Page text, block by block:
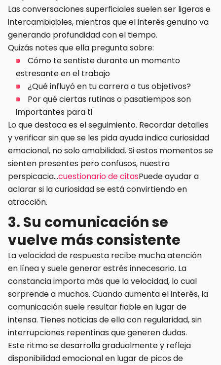
Las conversaciones superficiales suelen ser ligeras e
intercambiables, mientras que el interés genuino va
generando profundidad con el tiempo.
Quizás notes que ella pregunta sobre:
Cómo te sentiste durante un momento
estresante en el trabajo
¿Qué influyó en tu carrera o tus objetivos?
Por qué ciertas rutinas o pasatiempos son
importantes para ti
Lo que destaca es el seguimiento. Recordar detalles
y verificar sin que se les pida ayuda indica curiosidad
emocional, no solo amabilidad. Si estos momentos se
sienten presentes pero confusos, nuestra
perspicacia…cuestionario de citasPuede ayudar a
aclarar si la curiosidad se está convirtiendo en
atracción.
3. Su comunicación se
vuelve más consistente
La velocidad de respuesta recibe mucha atención
en línea y suele generar estrés innecesario. La
constancia importa más que la velocidad, lo cual
sorprende a muchos. Cuando aumenta el interés, la
comunicación suele resultar fiable en lugar de
intensa. Tienes noticias de ella con regularidad, sin
interrupciones repentinas que generen dudas.
Este ritmo se desarrolla gradualmente y refleja
disponibilidad emocional en lugar de picos de